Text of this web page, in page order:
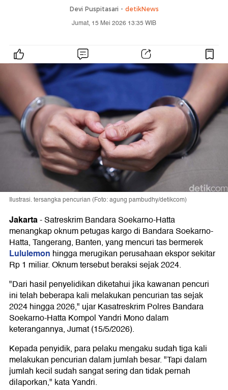
Devi Puspitasari - detikNews
Jumat, 15 Mei 2026 13:35 WIB
Ilustrasi. tersangka pencurian (Foto: agung pambudhy/detikcom)
Jakarta-Satreskrim Bandara Soekarno-Hatta
menangkap oknum petugas kargo di Bandara Soekarno-
Hatta, Tangerang, Banten, yang mencuri tas bermerek
Lululemon hingga merugikan perusahaan ekspor sekitar
Rp 1 miliar. Oknum tersebut beraksi sejak 2024.
"Dari hasil penyelidikan diketahui jika kawanan pencuri
ini telah beberapa kali melakukan pencurian tas sejak
2024 hingga 2026," ujar Kasatreskrim Polres Bandara
Soekarno-Hatta Kompol Yandri Mono dalam
keterangannya, Jumat (15/5/2026).
Kepada penyidik, para pelaku mengaku sudah tiga kali
melakukan pencurian dalam jumlah besar. "Tapi dalam
jumlah kecil sudah sangat sering dan tidak pernah
dilaporkan," kata Yandri.